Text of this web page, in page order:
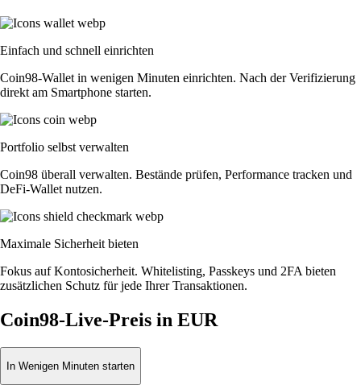
Einfach und schnell einrichten
Coin98-Wallet in wenigen Minuten einrichten. Nach der Verifizierung
direkt am Smartphone starten.
Portfolio selbst verwalten
Coin98 überall verwalten. Bestände prüfen, Performance tracken und
DeFi-Wallet nutzen.
Maximale Sicherheit bieten
Fokus auf Kontosicherheit. Whitelisting, Passkeys und 2FA bieten
zusätzlichen Schutz für jede Ihrer Transaktionen.
Coin98-Live-Preis in EUR
In Wenigen Minuten starten